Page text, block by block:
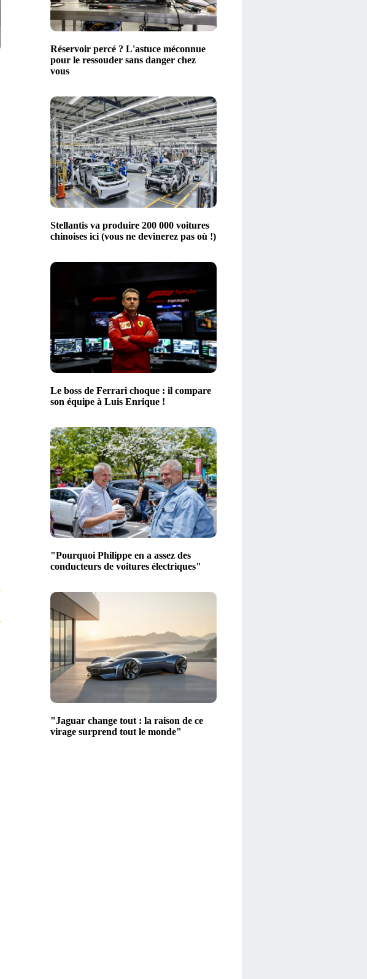
Réservoir percé ? L'astuce méconnue
pour le ressouder sans danger chez
vous
Stellantis va produire 200 000 voitures
chinoises ici (vous ne devinerez pas où !)
Le boss de Ferrari choque : il compare
son équipe à Luis Enrique !
"Pourquoi Philippe en a assez des
conducteurs de voitures électriques"
"Jaguar change tout : la raison de ce
virage surprend tout le monde"